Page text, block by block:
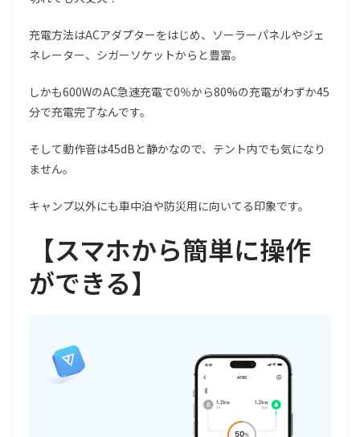
充電方法はACアダプターをはじめ、ソーラーパネルやジェ
ネレーター、シガーソケットからと豊富。
しかも600WのAC急速充電で0％から80%の充電がわずか45
分で充電完了なんです。
そして動作音は45dBと静かなので、テント内でも気になり
ません。
キャンプ以外にも車中泊や防災用に向いてる印象です。
【スマホから簡単に操作
ができる】